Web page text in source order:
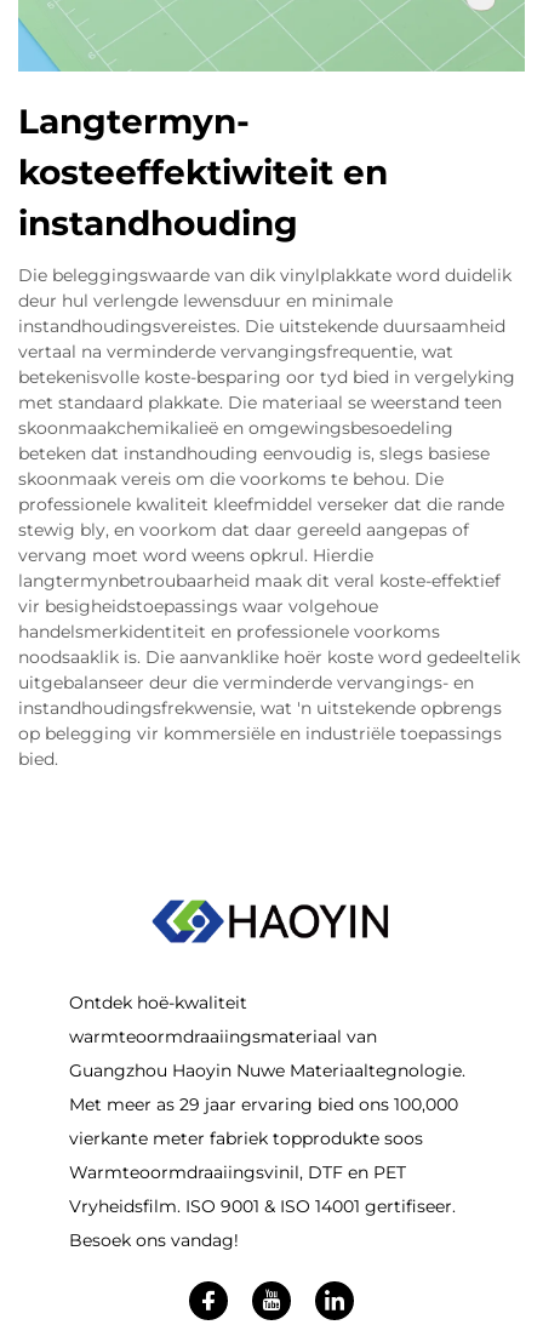
Langtermyn-
kosteeffektiwiteit en
instandhouding
Die beleggingswaarde van dik vinylplakkate word duidelik
deur hul verlengde lewensduur en minimale
instandhoudingsvereistes. Die uitstekende duursaamheid
vertaal na verminderde vervangingsfrequentie, wat
betekenisvolle koste-besparing oor tyd bied in vergelyking
met standaard plakkate. Die materiaal se weerstand teen
skoonmaakchemikalieë en omgewingsbesoedeling
beteken dat instandhouding eenvoudig is, slegs basiese
skoonmaak vereis om die voorkoms te behou. Die
professionele kwaliteit kleefmiddel verseker dat die rande
stewig bly, en voorkom dat daar gereeld aangepas of
vervang moet word weens opkrul. Hierdie
langtermynbetroubaarheid maak dit veral koste-effektief
vir besigheidstoepassings waar volgehoue
handelsmerkidentiteit en professionele voorkoms
noodsaaklik is. Die aanvanklike hoër koste word gedeeltelik
uitgebalanseer deur die verminderde vervangings- en
instandhoudingsfrekwensie, wat 'n uitstekende opbrengs
op belegging vir kommersiële en industriële toepassings
bied.
Ontdek hoë-kwaliteit
warmteoormdraaiingsmateriaal van
Guangzhou Haoyin Nuwe Materiaaltegnologie.
Met meer as 29 jaar ervaring bied ons 100,000
vierkante meter fabriek topprodukte soos
Warmteoormdraaiingsvinil, DTF en PET
Vryheidsfilm. ISO 9001 & ISO 14001 gertifiseer.
Besoek ons vandag!